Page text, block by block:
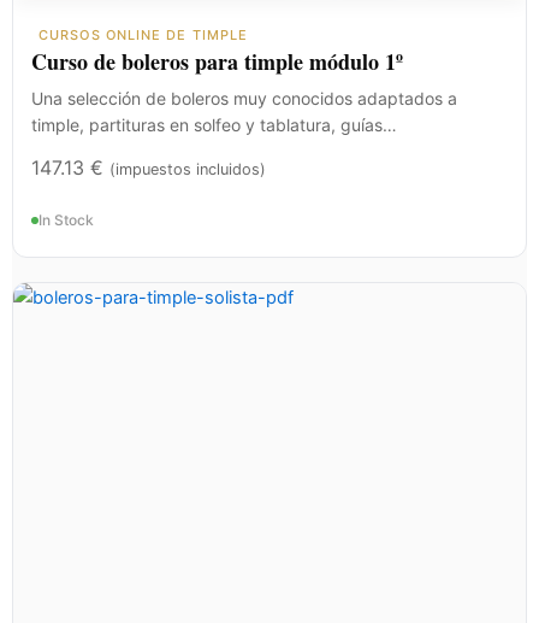
CURSOS ONLINE DE TIMPLE
Curso de boleros para timple módulo 1º
Una selección de boleros muy conocidos adaptados a
timple, partituras en solfeo y tablatura, guías…
147.13 € (impuestos incluidos)
In Stock